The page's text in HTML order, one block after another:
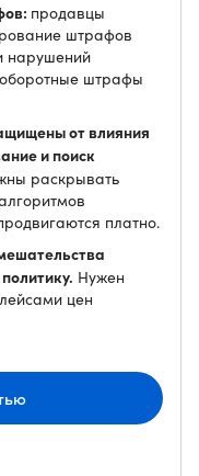
продавцы
штрафов
нарушений
штрафы
от влияния
и поиск
раскрывать
платно.
Нужен
цен